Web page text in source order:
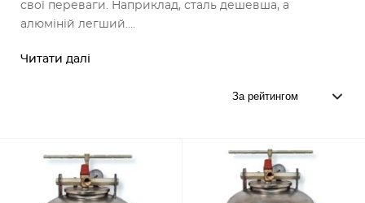
свої переваги. Наприклад, сталь дешевша, а
алюміній легший....
Читати далі